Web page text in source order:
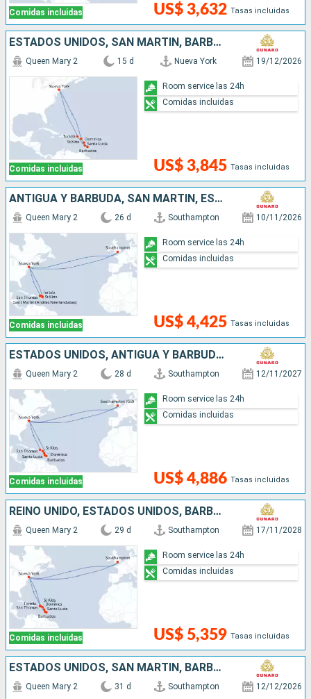
Comidas incluidas US$ 3,632 Tasas incluidas
ESTADOS UNIDOS, SAN MARTÍN, BARBADOS, SANTA LUCIA, DOMINICA, ANTIGUA Y BARBUDA
Comidas incluidas
Queen Mary 2 15 d Nueva York 19/12/2026
US$ 3,845 Tasas incluidas
Room service las 24h
Comidas incluidas
ANTIGUA Y BARBUDA, SAN MARTÍN, ESTADOS UNIDOS, REINO UNIDO
Comidas incluidas
Queen Mary 2 26 d Southampton 10/11/2026
US$ 4,425 Tasas incluidas
Room service las 24h
Comidas incluidas
ESTADOS UNIDOS, ANTIGUA Y BARBUDA, SANTA LUCIA, BARBADOS, DOMINICA, SAN MARTÍN, REINO UNIDO
Comidas incluidas
Queen Mary 2 28 d Southampton 12/11/2027
US$ 4,886 Tasas incluidas
Room service las 24h
Comidas incluidas
REINO UNIDO, ESTADOS UNIDOS, BARBADOS, SANTA LUCIA, DOMINICA, ANTIGUA Y BARBUDA
Comidas incluidas
Queen Mary 2 29 d Southampton 17/11/2028
US$ 5,359 Tasas incluidas
Room service las 24h
Comidas incluidas
ESTADOS UNIDOS, SAN MARTÍN, BARBADOS, SANTA LUCIA, DOMINICA, ANTIGUA Y BARBUDA, REINO UNIDO
Queen Mary 2 31 d Southampton 12/12/2026